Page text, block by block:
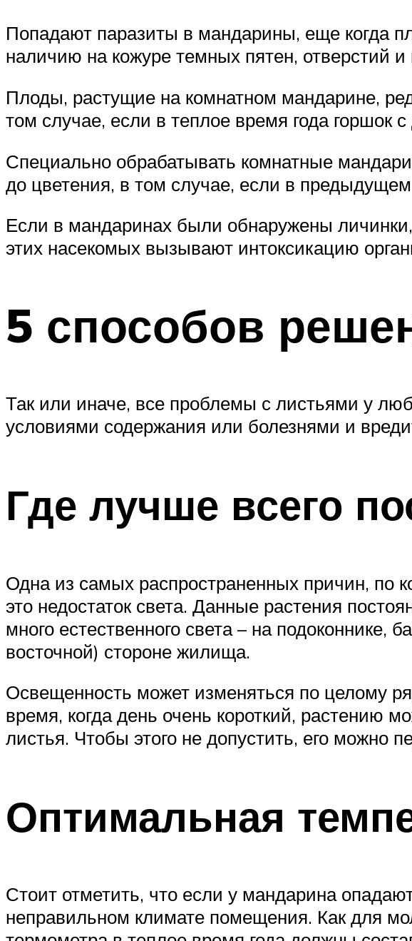
Попадают паразиты в мандарины, еще когда
наличию на кожуре темных пятен, отверстий
Плоды, растущие на комнатном мандарине,
том случае, если в теплое время года
Специально обрабатывать комнатные
до цветения, в том случае, если в
Если в мандаринах были обнаружены
этих насекомых вызывают интоксикацию
5 способов
Так или иначе, все проблемы с листьями у
условиями содержания или болезнями и
Где лучше всего
Одна из самых распространенных причин, по
это недостаток света. Данные растения
много естественного света – на
восточной) стороне жилища.
Освещенность может изменяться по целому
время, когда день очень короткий, растению
листья. Чтобы этого не допустить, его можно
Оптимальная
Стоит отметить, что если у мандарина
неправильном климате помещения. Как для